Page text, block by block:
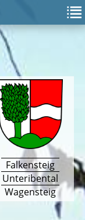
Falkensteig
Unteribental
Wagensteig